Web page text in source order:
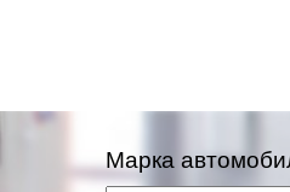
Марка